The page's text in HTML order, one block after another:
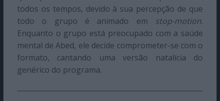
todos os tempos, devido à sua percepção de que
todo o grupo é animado em stop-motion.
Enquanto o grupo está preocupado com a saúde
mental de Abed, ele decide comprometer-se com o
formato, cantando uma versão natalícia do
genérico do programa.